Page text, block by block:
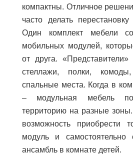
компактны. Отличное
часто делать
Один комплект мебели
мобильных модулей,
от друга.
стеллажи, полки,
спальные места. Когда в
– модульная мебель
территорию на разные
возможность приобрести
модуль и самостоятельно
ансамбль в комнате детей.